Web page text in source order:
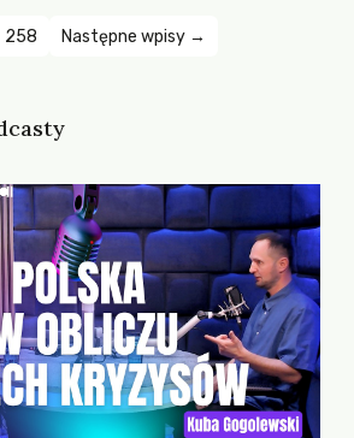
258 Następne wpisy →